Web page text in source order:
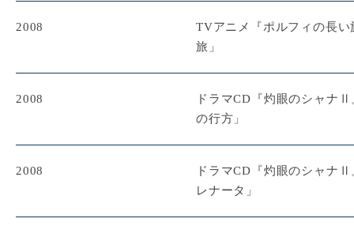
2008
TVアニメ『ポルフィの長
旅」
2008
ドラマCD『灼眼のシャナ
の行方」
2008
ドラマCD『灼眼のシャナ
レナータ」